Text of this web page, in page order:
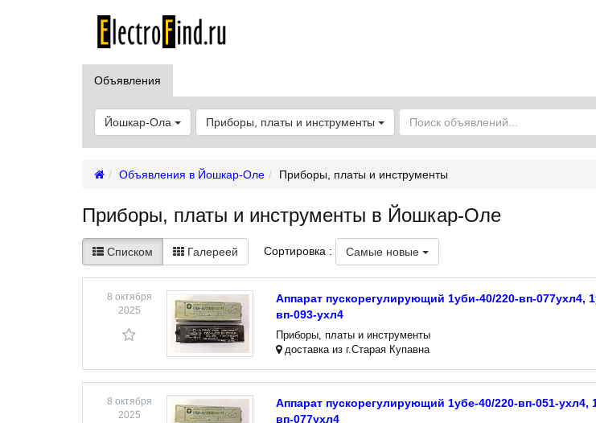
Объявления
Йошкар-Ола Приборы, платы и инструменты
Объявления в Йошкар-Оле Приборы, платы и инструменты
Приборы, платы и инструменты в Йошкар-Оле
Списком Галереей Сортировка : Самые новые
8 октября
2025
Аппарат пускорегулирующий 1уби-40/220-вп-077ухл4,
вп-093-ухл4
Приборы, платы и инструменты
доставка из г.Старая Купавна
8 октября
2025
Аппарат пускорегулирующий 1убе-40/220-вп-051-ухл4,
вп-077ухл4